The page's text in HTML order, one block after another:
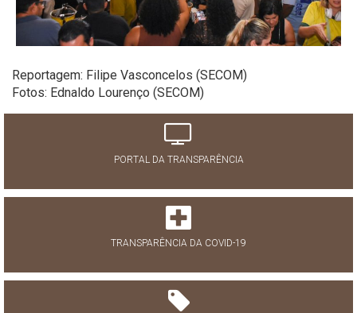
Reportagem: Filipe Vasconcelos (SECOM)
Fotos: Ednaldo Lourenço (SECOM)
PORTAL DA TRANSPARÊNCIA
TRANSPARÊNCIA DA COVID-19